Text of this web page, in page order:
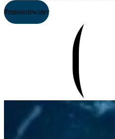
#missionwater